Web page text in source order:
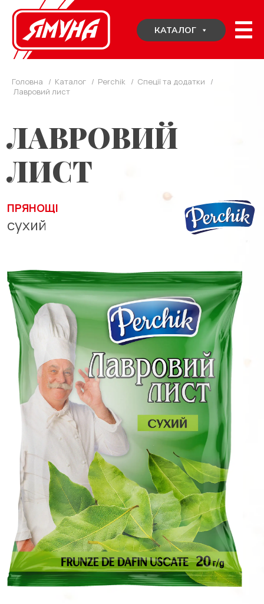
Skip
content
КАТАЛОГ
Головна / Каталог / Perchik / Спеції та додатки
/
Лавровий лист
ЛАВРОВИЙ
ЛИСТ
ПРЯНОЩІ
сухий